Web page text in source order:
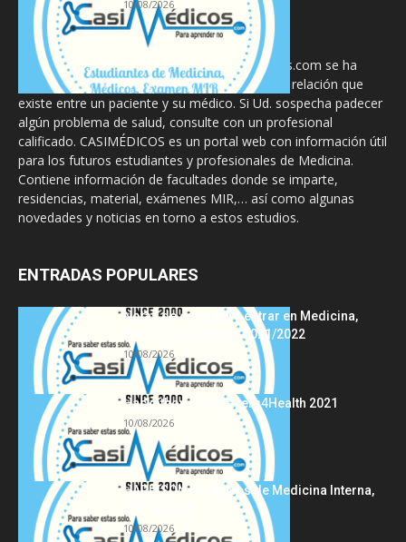
10/08/2026
La información proporcionada en CasiMedicos.com se ha
diseñado para complementar, no substituir, la relación que
existe entre un paciente y su médico. Si Ud. sospecha padecer
algún problema de salud, consulte con un profesional
calificado. CASIMÉDICOS es un portal web con información útil
para los futuros estudiantes y profesionales de Medicina.
Contiene información de facultades donde se imparte,
residencias, material, exámenes MIR,… así como algunas
novedades y noticias en torno a estos estudios.
ENTRADAS POPULARES
Notas de corte para entrar en Medicina,
curso 2022/2023 vs 2021/2022
10/08/2026
Hackathon Innomakers4Health 2021
10/08/2026
HARRISON Principios de Medicina Interna,
10/08/2026